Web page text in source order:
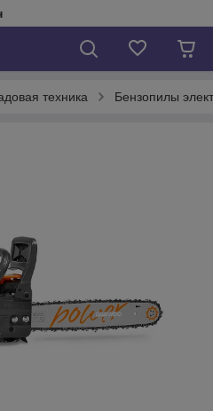
техника Бензопилы